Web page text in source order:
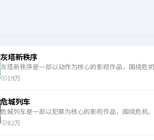
灰塔新秩序
灰塔新秩序是一部以动作为核心的影视作品，围绕危
19万
危城列车
危城列车是一部以犯罪为核心的影视作品，围绕危机
82万